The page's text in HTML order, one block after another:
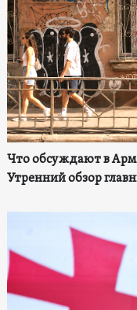
Что обсуждают в
Утренний обзор